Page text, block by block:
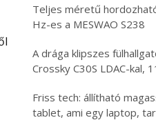
Teljes méretű
Hz-es a MESWAO S238
A drága klipszes
Crossky C30S LDAC-kal,
Friss tech: állítható
tablet, ami egy laptop,